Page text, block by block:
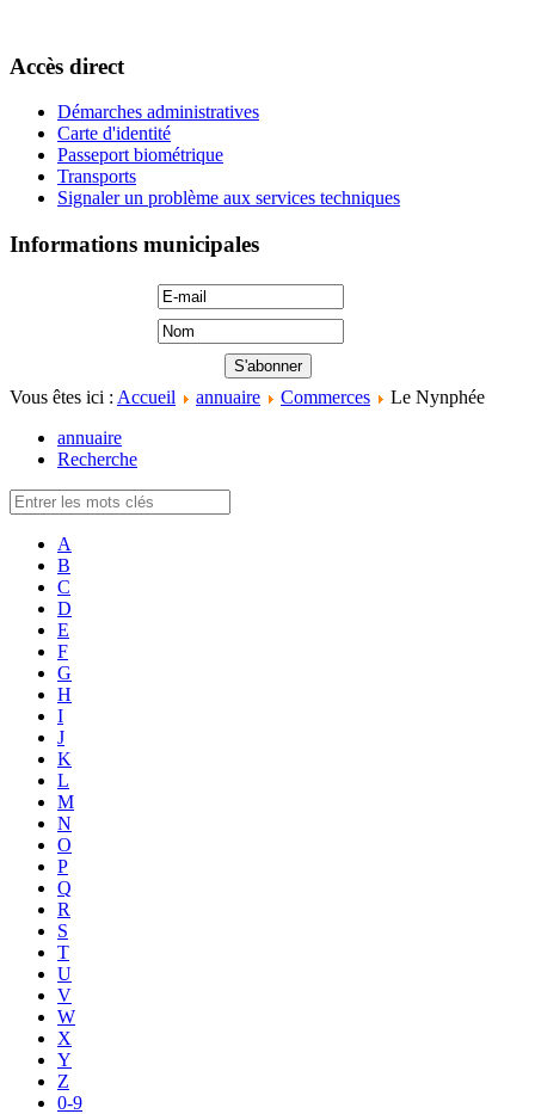
Accès direct
Démarches administratives
Carte d'identité
Passeport biométrique
Transports
Signaler un problème aux services techniques
Informations municipales
Vous êtes ici : Accueil annuaire Commerces
Le Nynphée
annuaire
Recherche
A
B
C
D
E
F
G
H
I
J
K
L
M
N
O
P
Q
R
S
T
U
V
W
X
Y
Z
0-9